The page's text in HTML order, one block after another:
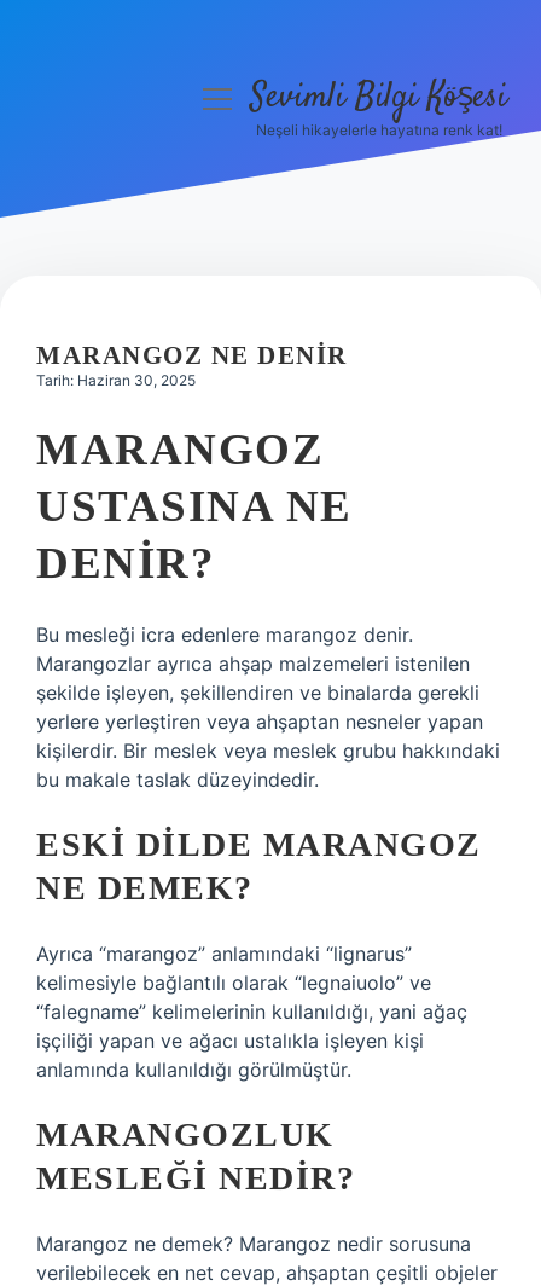
Hakkımızda
menüyüSevimli Bilgi Köşesi
Neşeli hikayelerle hayatına renk kat!
MARANGOZ NE DENIR
Tarih: Haziran 30, 2025
MARANGOZ
USTASINA NE
DENIR?
Bu mesleği icra edenlere marangoz denir.
Marangozlar ayrıca ahşap malzemeleri istenilen
şekilde işleyen, şekillendiren ve binalarda gerekli
yerlere yerleştiren veya ahşaptan nesneler yapan
kişilerdir. Bir meslek veya meslek grubu hakkındaki
bu makale taslak düzeyindedir.
ESKI DILDE MARANGOZ
NE DEMEK?
Ayrıca “marangoz” anlamındaki “lignarus”
kelimesiyle bağlantılı olarak “legnaiuolo” ve
“falegname” kelimelerinin kullanıldığı, yani ağaç
işçiliği yapan ve ağacı ustalıkla işleyen kişi
anlamında kullanıldığı görülmüştür.
MARANGOZLUK
MESLEĞI NEDIR?
Marangoz ne demek? Marangoz nedir sorusuna
verilebilecek en net cevap, ahşaptan çeşitli objeler